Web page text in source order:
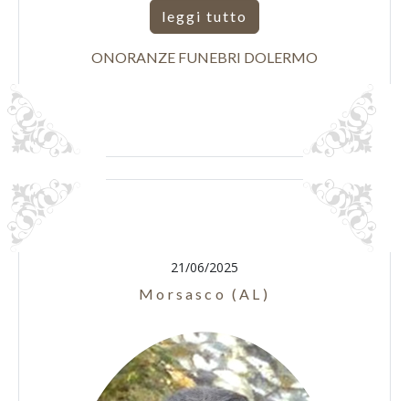
leggi tutto
ONORANZE FUNEBRI DOLERMO
21/06/2025
Morsasco (AL)